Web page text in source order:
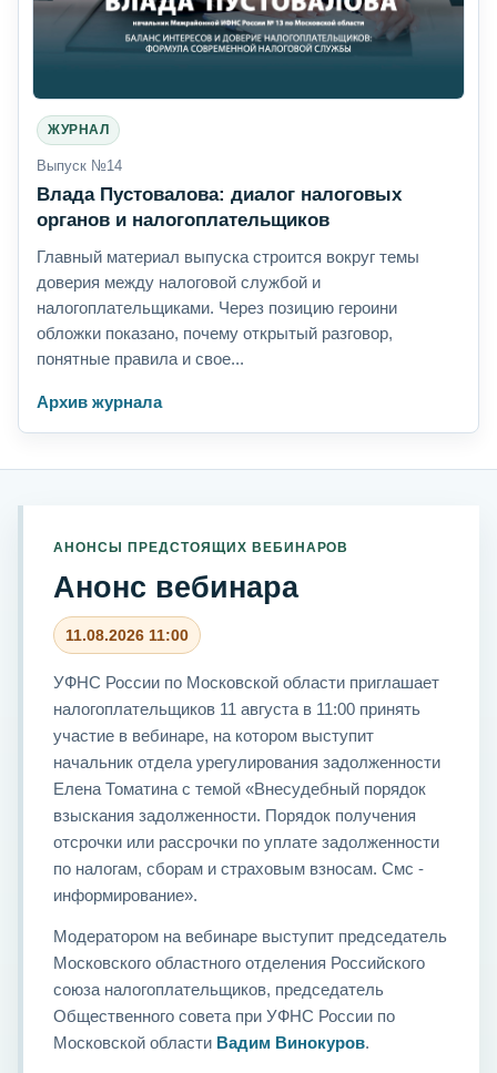
ЖУРНАЛ
Выпуск №14
Влада Пустовалова: диалог налоговых
органов и налогоплательщиков
Главный материал выпуска строится вокруг темы
доверия между налоговой службой и
налогоплательщиками. Через позицию героини
обложки показано, почему открытый разговор,
понятные правила и свое...
Архив журнала
АНОНСЫ ПРЕДСТОЯЩИХ ВЕБИНАРОВ
Анонс вебинара
11.08.2026 11:00
УФНС России по Московской области приглашает
налогоплательщиков 11 августа в 11:00 принять
участие в вебинаре, на котором выступит
начальник отдела урегулирования задолженности
Елена Томатина с темой «Внесудебный порядок
взыскания задолженности. Порядок получения
отсрочки или рассрочки по уплате задолженности
по налогам, сборам и страховым взносам. Смс -
информирование».
Модератором на вебинаре выступит председатель
Московского областного отделения Российского
союза налогоплательщиков, председатель
Общественного совета при УФНС России по
Московской области Вадим Винокуров.